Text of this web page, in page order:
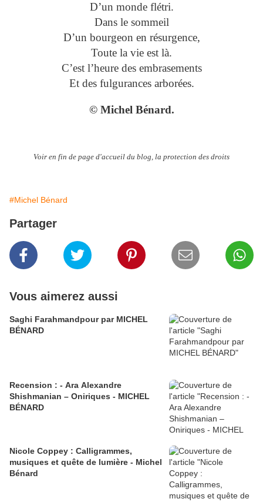
D’un monde flétri.
Dans le sommeil
D’un bourgeon en résurgence,
Toute la vie est là.
C’est l’heure des embrasements
Et des fulgurances arborées.
© Michel Bénard.
Voir en fin de page d'accueil du blog, la protection des droits
#Michel Bénard
Partager
Vous aimerez aussi
Saghi Farahmandpour par MICHEL
BÉNARD
Recension : - Ara Alexandre
Shishmanian – Oniriques - MICHEL
BÉNARD
Nicole Coppey : Calligrammes,
musiques et quête de lumière - Michel
Bénard